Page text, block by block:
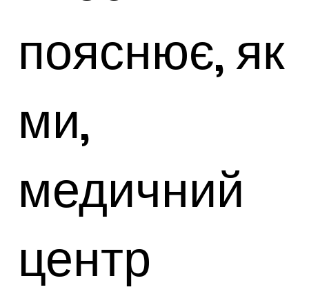
пояснює, як
ми,
медичний
центр